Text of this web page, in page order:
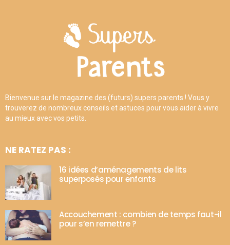
Bienvenue sur le magazine des (futurs) supers parents ! Vous y
trouverez de nombreux conseils et astuces pour vous aider à vivre
au mieux avec vos petits.
NE RATEZ PAS :
16 idées d’aménagements de lits
superposés pour enfants
Accouchement : combien de temps faut-il
pour s’en remettre ?